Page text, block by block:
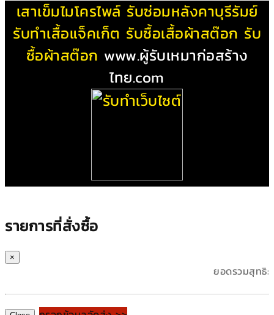
เสาเข็มไมโครไพล์ รับซ่อมหลังคาบุรีรัมย์
รับทําเสื้อแจ็คเก็ต รับซื้อเสื้อผ้าสต๊อก รับ
ซื้อผ้าสต๊อก www.ผู้รับเหมาก่อสร้าง
ไทย.com
รายการที่สั่งซื้อ
×
ยอดรวมสุทธิ: